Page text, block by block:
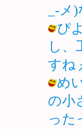
_-
ぴ
し、
すね
め
の小
った